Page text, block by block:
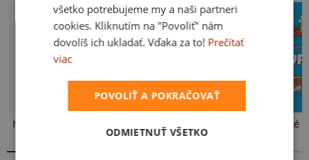
Neklidný bez piva Slovenské
všetko potrebujeme my a naši partneri
cookies. Kliknutím na "Povoliť" nám
dovolíš ich ukladať. Vďaka za to! Prečítať
viac
POVOLIŤ A POKRAČOVAŤ
ODMIETNUŤ VŠETKO